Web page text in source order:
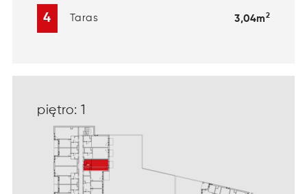
4 Taras 3,04m2
piętro: 1